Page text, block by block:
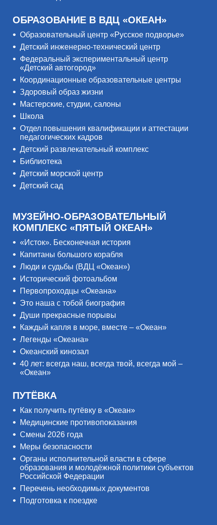
ОБРАЗОВАНИЕ В ВДЦ «ОКЕАН»
Образовательный центр «Русское подворье»
Детский инженерно-технический центр
Федеральный экспериментальный центр
«Детский автогород»
Координационные образовательные центры
Здоровый образ жизни
Мастерские, студии, салоны
Школа
Отдел повышения квалификации и аттестации
педагогических кадров
Детский развлекательный комплекс
Библиотека
Детский морской центр
Детский сад
МУЗЕЙНО-ОБРАЗОВАТЕЛЬНЫЙ
КОМПЛЕКС «ПЯТЫЙ ОКЕАН»
«Исток». Бесконечная история
Капитаны большого корабля
Люди и судьбы (ВДЦ «Океан»)
Исторический фотоальбом
Первопроходцы «Океана»
Это наша с тобой биография
Души прекрасные порывы
Каждый капля в море, вместе – «Океан»
Легенды «Океана»
Океанский кинозал
40 лет: всегда наш, всегда твой, всегда мой –
«Океан»
ПУТЁВКА
Как получить путёвку в «Океан»
Медицинские противопоказания
Смены 2026 года
Меры безопасности
Органы исполнительной власти в сфере
образования и молодёжной политики субъектов
Российской Федерации
Перечень необходимых документов
Подготовка к поездке